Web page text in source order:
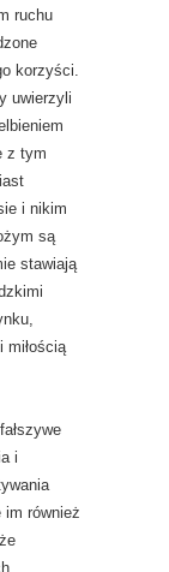
ruchu
korzyści.
uwierzyli
z tym
i nikim
są
stawiają
miłością
i
im również